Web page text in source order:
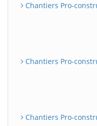
Chantiers Pro-
Chantiers Pro-
Chantiers Pro-